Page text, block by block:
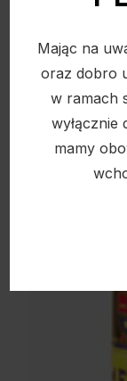
Mając na
oraz dobro
w ramach
wyłącznie
mamy